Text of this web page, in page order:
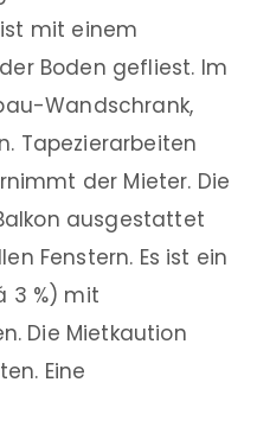
mit einem
Boden gefliest. Im
Wandschrank,
Tapezierarbeiten
der Mieter. Die
ausgestattet
Fenstern. Es ist ein
3 %) mit
Die Mietkaution
Eine